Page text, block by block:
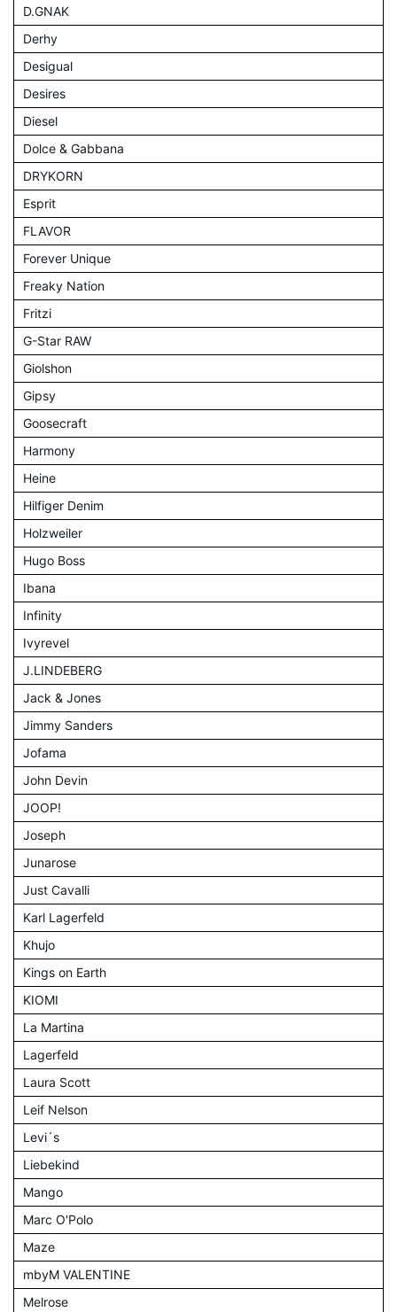
D.GNAK
Derhy
Desigual
Desires
Diesel
Dolce & Gabbana
DRYKORN
Esprit
FLAVOR
Forever Unique
Freaky Nation
Fritzi
G-Star RAW
Giolshon
Gipsy
Goosecraft
Harmony
Heine
Hilfiger Denim
Holzweiler
Hugo Boss
Ibana
Infinity
Ivyrevel
J.LINDEBERG
Jack & Jones
Jimmy Sanders
Jofama
John Devin
JOOP!
Joseph
Junarose
Just Cavalli
Karl Lagerfeld
Khujo
Kings on Earth
KIOMI
La Martina
Lagerfeld
Laura Scott
Leif Nelson
Levi´s
Liebekind
Mango
Marc O'Polo
Maze
mbyM VALENTINE
Melrose